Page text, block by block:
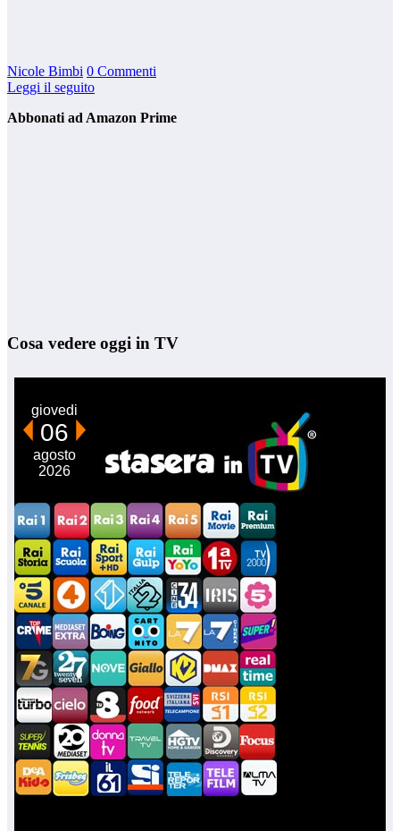
Nicole Bimbi 0 Commenti
Leggi il seguito
Abbonati ad Amazon Prime
Cosa vedere oggi in TV